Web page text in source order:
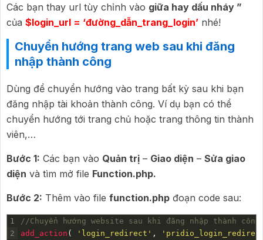
Các bạn thay url tùy chỉnh vào giữa hay dấu nháy ”
của $login_url = ‘đường_dẫn_trang_login’ nhé!
Chuyển hướng trang web sau khi đăng
nhập thành công
Dùng để chuyển hướng vào trang bất kỳ sau khi bạn
đăng nhập tài khoản thành công. Ví dụ bạn có thể
chuyển hướng tới trang chủ hoặc trang thông tin thành
viên,…
Bước 1: Các bạn vào Quản trị – Giao diện – Sửa giao
diện và tìm mở file Function.php.
Bước 2: Thêm vào file function.php đoạn code sau:
1
2
//Chuyển hướng website sau khi đăng nhập thành công
add_action ( 'login_redirect' ,